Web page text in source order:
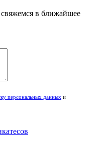
в ближайшее
персональных данных и